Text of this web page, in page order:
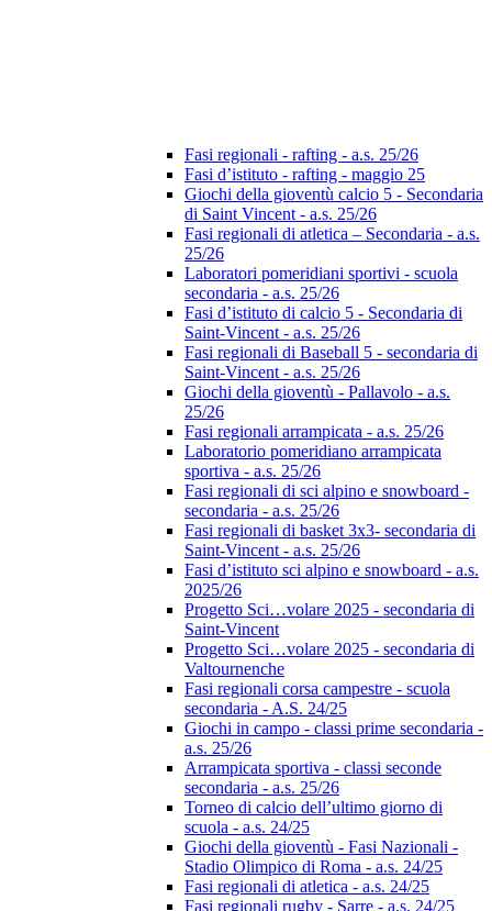
Fasi regionali - rafting - a.s. 25/26
Fasi d’istituto - rafting - maggio 25
Giochi della gioventù calcio 5 - Secondaria
di Saint Vincent - a.s. 25/26
Fasi regionali di atletica – Secondaria - a.s.
25/26
Laboratori pomeridiani sportivi - scuola
secondaria - a.s. 25/26
Fasi d’istituto di calcio 5 - Secondaria di
Saint-Vincent - a.s. 25/26
Fasi regionali di Baseball 5 - secondaria di
Saint-Vincent - a.s. 25/26
Giochi della gioventù - Pallavolo - a.s.
25/26
Fasi regionali arrampicata - a.s. 25/26
Laboratorio pomeridiano arrampicata
sportiva - a.s. 25/26
Fasi regionali di sci alpino e snowboard -
secondaria - a.s. 25/26
Fasi regionali di basket 3x3- secondaria di
Saint-Vincent - a.s. 25/26
Fasi d’istituto sci alpino e snowboard - a.s.
2025/26
Progetto Sci…volare 2025 - secondaria di
Saint-Vincent
Progetto Sci…volare 2025 - secondaria di
Valtournenche
Fasi regionali corsa campestre - scuola
secondaria - A.S. 24/25
Giochi in campo - classi prime secondaria -
a.s. 25/26
Arrampicata sportiva - classi seconde
secondaria - a.s. 25/26
Torneo di calcio dell’ultimo giorno di
scuola - a.s. 24/25
Giochi della gioventù - Fasi Nazionali -
Stadio Olimpico di Roma - a.s. 24/25
Fasi regionali di atletica - a.s. 24/25
Fasi regionali rugby - Sarre - a.s. 24/25